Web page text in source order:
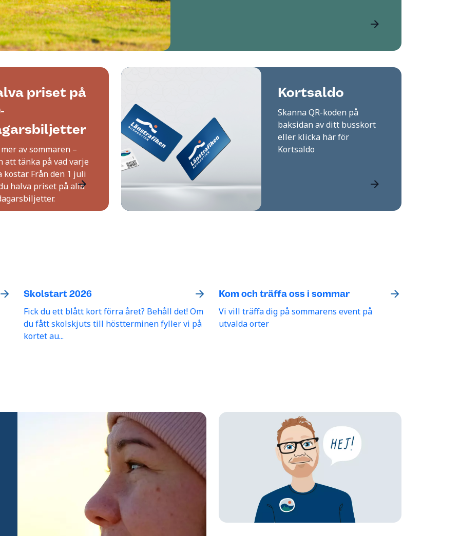
priset på
av sommaren –
att tänka på vad varje
kostar. Från den 1 juli
halva priset på alla
Kortsaldo
Skanna QR-koden på
baksidan av ditt busskort
eller klicka här för
Kortsaldo
Skolstart 2026
Fick du ett blått kort förra året? Behåll det! Om
du fått skolskjuts till höstterminen fyller vi på
kortet au...
Kom och träffa oss i sommar
Vi vill träffa dig på sommarens event på
utvalda orter